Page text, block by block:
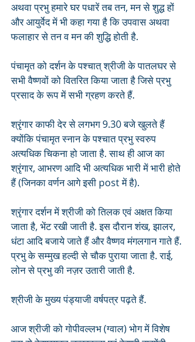
अथवा प्रभु हमारे घर पधारें तब तन, मन से शुद्ध हों
और आयुर्वेद में भी कहा गया है कि उपवास अथवा
फलाहार से तन व मन की शुद्धि होती है.
पंचामृत को दर्शन के पश्चात् श्रीजी के पातलघर से
सभी वैष्णवों को वितरित किया जाता है जिसे प्रभु
प्रसाद के रूप में सभी ग्रहण करते हैं.
श्रृंगार काफी देर से लगभग 9.30 बजे खुलते हैं
क्योंकि पंचामृत स्नान के पश्चात प्रभु स्वरुप
अत्यधिक चिकना हो जाता है. साथ ही आज का
श्रृंगार, आभरण आदि भी अत्यधिक भारी में भारी होते
हैं (जिनका वर्णन आगे इसी post में है).
श्रृंगार दर्शन में श्रीजी को तिलक एवं अक्षत किया
जाता है, भेंट रखी जाती है. इस दौरान शंख, झालर,
धंटा आदि बजाये जाते हैं और वैष्णव मंगलगान गाते हैं.
प्रभु के सम्मुख हल्दी से चौक पुराया जाता है. राई,
लोन से प्रभु की नज़र उतारी जाती है.
श्रीजी के मुख्य पंड्याजी वर्षपत्र पढ़ते हैं.
आज श्रीजी को गोपीवल्लभ (ग्वाल) भोग में विशेष